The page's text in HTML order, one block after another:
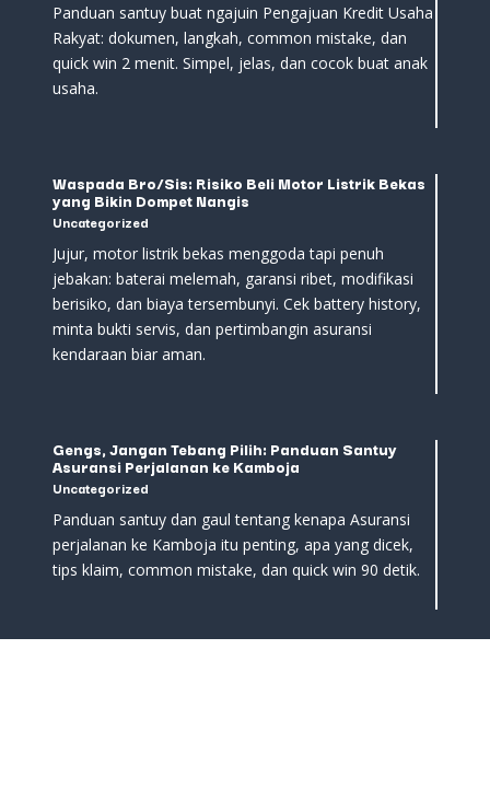
Panduan santuy buat ngajuin Pengajuan Kredit Usaha
Rakyat: dokumen, langkah, common mistake, dan
quick win 2 menit. Simpel, jelas, dan cocok buat anak
usaha.
Waspada Bro/Sis: Risiko Beli Motor Listrik Bekas
yang Bikin Dompet Nangis
Uncategorized
Jujur, motor listrik bekas menggoda tapi penuh
jebakan: baterai melemah, garansi ribet, modifikasi
berisiko, dan biaya tersembunyi. Cek battery history,
minta bukti servis, dan pertimbangin asuransi
kendaraan biar aman.
Gengs, Jangan Tebang Pilih: Panduan Santuy
Asuransi Perjalanan ke Kamboja
Uncategorized
Panduan santuy dan gaul tentang kenapa Asuransi
perjalanan ke Kamboja itu penting, apa yang dicek,
tips klaim, common mistake, dan quick win 90 detik.